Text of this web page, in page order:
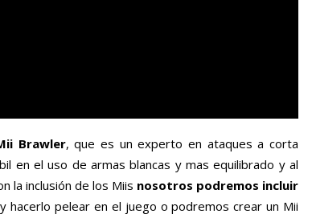
Brawler, que es un experto en ataques a corta
en el uso de armas blancas y mas equilibrado y al
la inclusión de los Miis nosotros podremos incluir
hacerlo pelear en el juego o podremos crear un Mii